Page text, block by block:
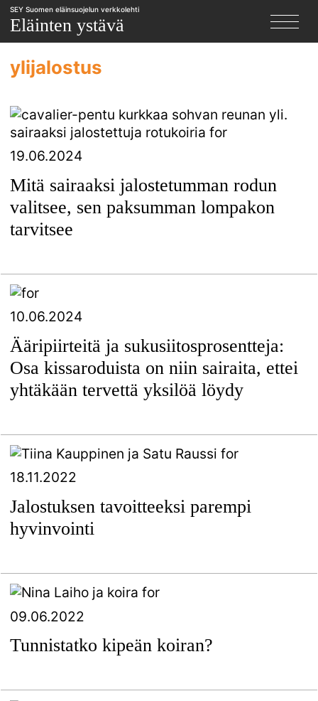
SEY Suomen eläinsuojelun verkkolehti
Eläinten ystävä
ylijalostus
19.06.2024
Mitä sairaaksi jalostetumman rodun
valitsee, sen paksumman lompakon
tarvitsee
10.06.2024
Ääripiirteitä ja sukusiitosprosentteja:
Osa kissaroduista on niin sairaita, ettei
yhtäkään tervettä yksilöä löydy
18.11.2022
Jalostuksen tavoitteeksi parempi
hyvinvointi
09.06.2022
Tunnistatko kipeän koiran?